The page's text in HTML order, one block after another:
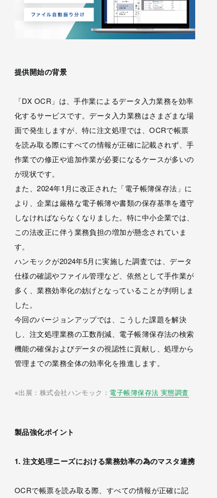
提供開始の背景
「DX OCR」は、手作業によるデータ入力業務を効率
化するサービスです。データ入力業務はさまざまな場
面で発生しますが、特に注文処理では、OCRで帳票
を読み取る際にすべての情報が正確に記載されず、手
作業での修正や追加作業が必要になるケースが多いの
が現状です。
また、2024年1月に改正された「電子帳簿保存法」に
より、企業は厳格な電子帳簿や書類の保存基準を遵守
しなければならなくなりました。特に中小企業では、
この法改正に伴う業務負担の増加が懸念されていま
す。
ハンモックが2024年5月に実施した調査では、データ
仕様の確認やファイル管理など、依然として手作業が
多く、業務効率化の妨げとなっていることが判明しま
した。
今回のバージョンアップでは、こうした課題を解決
し、注文処理業務の工数削減、電子帳簿保存法の検索
機能の確保およびデータの視認性に貢献し、処理から
管理までの業務全体の効率化を推進します。
※出展：株式会社ハンモック： 電子帳簿保存法 実態調査
製品強化ポイント
1. 注文処理ニーズにおける業務効率の為のマスタ連携
OCRで帳票を読み取る際、すべての情報が正確に記